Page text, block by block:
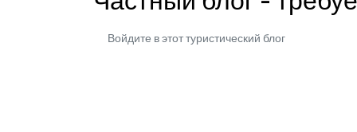
Войдите в этот туристический блог